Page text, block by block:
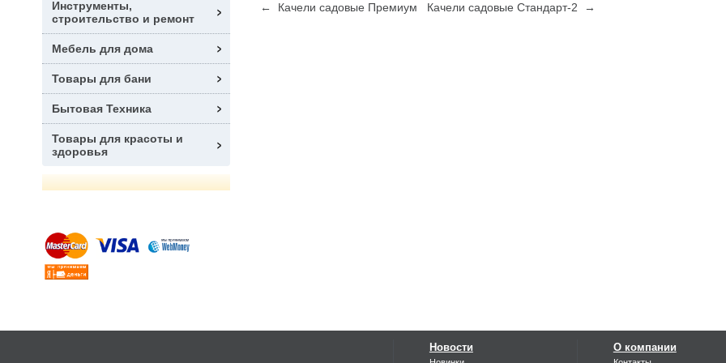
← Качели садовые Премиум Качели садовые Стандарт-2 →
Инструменты,
строительство и ремонт
Мебель для дома
Товары для бани
Бытовая Техника
Товары для красоты и
здоровья
Новости О компании